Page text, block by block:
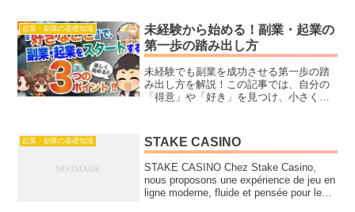
の時代に合った働き方を一緒に学びまし
ょう！
起業・副業の基礎知識
未経験から始める！副業・起業の
第一歩の踏み出し方
未経験でも副業を成功させる第一歩の踏
み出し方を解説！この記事では、自分の
「得意」や「好き」を見つけ、小さく始
必見の内容です！
起業・副業の基礎知識 STAKE CASINO
STAKE CASINO Chez Stake Casino,
nous proposons une expérience de jeu en
ligne moderne, fluide et pensée pour les